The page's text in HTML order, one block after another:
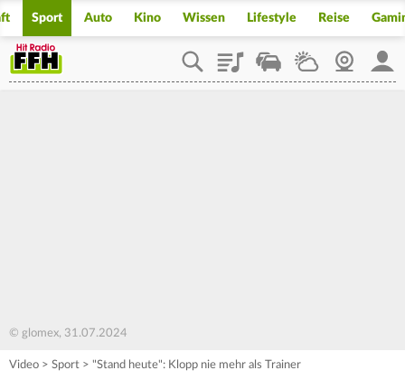
Sport Auto Kino Wissen Lifestyle Reise
PlaylistStaupilotWetterWebcam
© glomex, 31.07.2024
Video > Sport > "Stand heute": Klopp nie mehr als Trainer